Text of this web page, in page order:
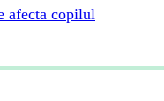
afecta copilul